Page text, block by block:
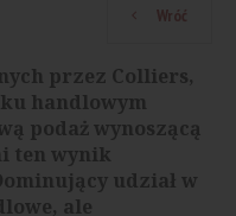
Wróć
przez Colliers,
handlowym
podaż wynoszącą
ten wynik
udział w
ale